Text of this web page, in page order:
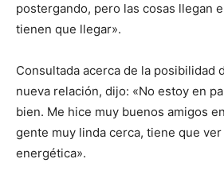
postergando, pero las cosas llegan
tienen que llegar».
Consultada acerca de la posibilidad
nueva relación, dijo: «No estoy en
bien. Me hice muy buenos amigos
gente muy linda cerca, tiene que
energética».